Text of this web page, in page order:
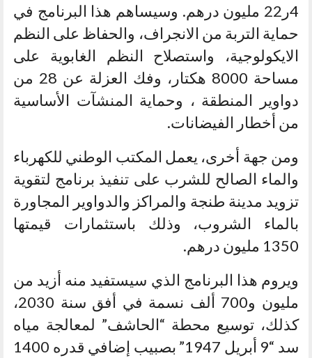
4ر22 مليون درهم. وسيساهم هذا البرنامج في
حماية التربة من الانجراف، والحفاظ على النظم
الايكولوجية، واستصلاح النظم الغابوية على
مساحة 8000 هكتار، وفك العزلة عن 28 من
دواوير المنطقة ، وحماية المنشآت الأساسية
من أخطار الفيضانات.
ومن جهة أخرى، يعمل المكتب الوطني للكهرباء
والماء الصالح للشرب على تنفيذ برنامج لتقوية
تزويد مدينة طنجة والمراكز والدواوير المجاورة
بالماء الشروب، وذلك باستثمارات قيمتها
1350 مليون درهم.
ويروم هذا البرنامج الذي سيستفيد منه أزيد من
مليون و700 ألف نسمة في أفق سنة 2030،
كذلك، توسيع محطة “الحاشف” لمعالجة مياه
سد “9 أبريل 1947” بصبيب إضافي قدره 1400